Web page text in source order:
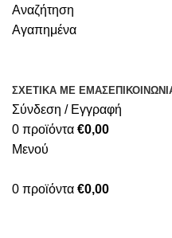
Αναζήτηση
Αγαπημένα
ΣΧΕΤΙΚΑ ΜΕ ΕΜΑΣ
Σύνδεση / Εγγραφή
0 προϊόντα €0,00
Μενού
0 προϊόντα €0,00